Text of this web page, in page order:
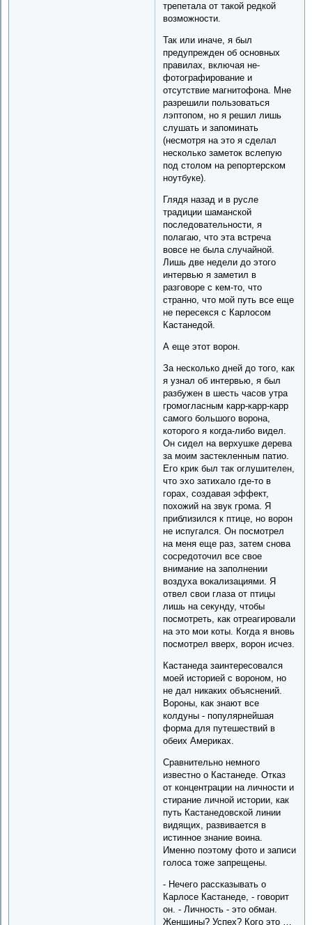
трепетала от такой редкой
возможности.
Так или иначе, я был
предупрежден об основных
правилах, включая не-
фотографирование и
отсутствие магнитофона. Мне
разрешили пользоваться
лэптопом, но я решил лишь
слушать и запоминать
(несмотря на это я сделал
несколько заметок вслепую
под столом на репортерском
ноутбуке).
Глядя назад и в русле
традиции шаманской
последовательности, я
полагаю, что эта встреча
вовсе не была случайной.
Лишь две недели до этого
интервью я заметил в
разговоре с кем-то, что
странно, что мой путь все еще
не пересекся с Карлосом
Кастанедой.
А еще этот ворон.
За несколько дней до того, как
я узнал об интервью, я был
разбужен в шесть часов утра
громогласным карр-карр-карр
самого большого ворона,
которого я когда-либо видел.
Он сидел на верхушке дерева
за моим застекленным патио.
Его крик был так оглушителен,
что эхо затихало где-то в
горах, создавая эффект,
похожий на звук грома. Я
приблизился к птице, но ворон
не испугался. Он посмотрел
на меня еще раз, затем снова
сосредоточил все свое
внимание на заполнении
воздуха вокализациями. Я
отвел свои глаза от птицы
лишь на секунду, чтобы
посмотреть, как отреагировали
на это мои коты. Когда я вновь
посмотрел вверх, ворон исчез.
Кастанеда заинтересовался
моей историей с вороном, но
не дал никаких объяснений.
Вороны, как знают все
колдуны - популярнейшая
форма для путешествий в
обеих Америках.
Сравнительно немного
известно о Кастанеде. Отказ
от концентрации на личности и
стирание личной истории, как
путь Кастанедовской линии
видящих, развивается в
истинное знание воина.
Именно поэтому фото и записи
голоса тоже запрещены.
- Нечего рассказывать о
Карлосе Кастанеде, - говорит
он. - Личность - это обман.
Женщины? Успех? Кого это …